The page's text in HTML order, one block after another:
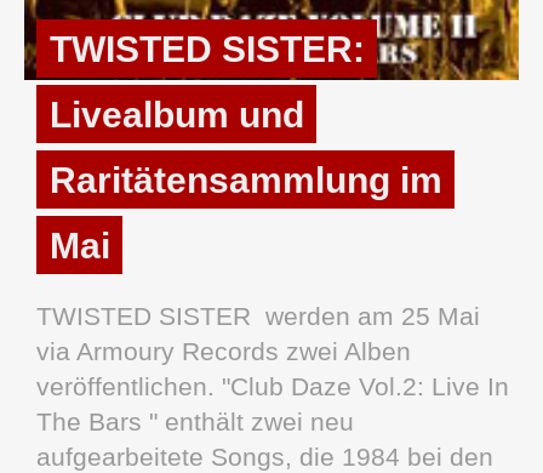
TWISTED SISTER:
Livealbum und
Raritätensammlung im
Mai
TWISTED SISTER werden am 25 Mai
via Armoury Records zwei Alben
veröffentlichen. "Club Daze Vol.2: Live In
The Bars " enthält zwei neu
aufgearbeitete Songs, die 1984 bei den